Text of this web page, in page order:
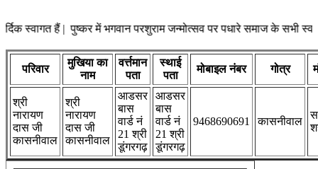
स्वागत हैं | पुष्कर में भगवान परशुराम जन्मोत्सव पर पधारे समाज के सभी
परिवार
मुखिया का
नाम
वर्त्तमान
पता
स्थाई
पता
मोबाइल नंबर गोत्र
श्री
नारायण
दास जी
कासनीवाल
श्री
नारायण
दास जी
कासनीवाल
आडसर
बास
वार्ड नं
21 श्री
डूंगरगढ़
आडसर
बास
वार्ड नं
21 श्री
डूंगरगढ़
9468690691 कासनीवाल